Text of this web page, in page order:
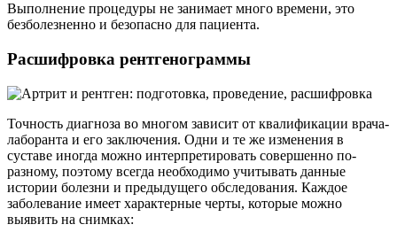
Выполнение процедуры не занимает много времени, это
безболезненно и безопасно для пациента.
Расшифровка рентгенограммы
Точность диагноза во многом зависит от квалификации врача-
лаборанта и его заключения. Одни и те же изменения в
суставе иногда можно интерпретировать совершенно по-
разному, поэтому всегда необходимо учитывать данные
истории болезни и предыдущего обследования. Каждое
заболевание имеет характерные черты, которые можно
выявить на снимках: